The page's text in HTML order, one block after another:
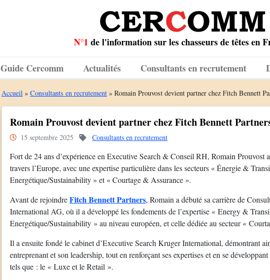
N°1 de l'information sur les chasseurs de têtes en
Guide Cercomm Actualités Consultants en recrutement
Accueil » Consultants en recrutement » Romain Prouvost devient partner chez Fitch Bennett
Romain Prouvost devient partner chez Fitch Bennett
15 septembre 2025 Consultants en recrutement
Fort de 24 ans d’expérience en Executive Search & Conseil RH, Romain Prouvost
travers l’Europe, avec une expertise particulière dans les secteurs « Énergie &
Energétique/Sustainability » et « Courtage & Assurance ».
Avant de rejoindreFitch Bennett Partners, Romain a débuté sa carrière de
International AG, où il a développé les fondements de l’expertise « Energy &
Energétique/Sustainability » au niveau européen, et celle dédiée au secteur «
Il a ensuite fondé le cabinet d’Executive Search Kruger International, démontrant
entreprenant et son leadership, tout en renforçant ses expertises et en se
tels que : le « Luxe et le Retail ».